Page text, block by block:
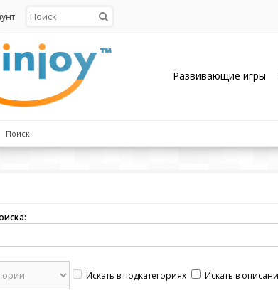
Развивающие игры
Поиск
Искать в подкатегориях Искать в